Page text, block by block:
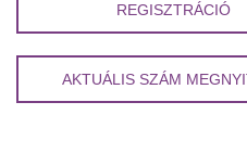
REGISZTRÁCIÓ
AKTUÁLIS SZÁM